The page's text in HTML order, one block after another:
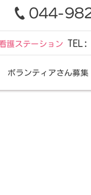
護ステーション TEL:
ボランティアさん募集